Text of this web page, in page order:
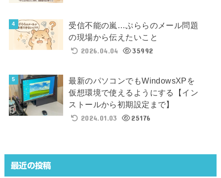
受信不能の嵐…ぷららのメール問題
の現場から伝えたいこと
2026.04.04
35992
最新のパソコンでもWindowsXPを
仮想環境で使えるようにする【イン
ストールから初期設定まで】
2024.01.03
25176
最近の投稿